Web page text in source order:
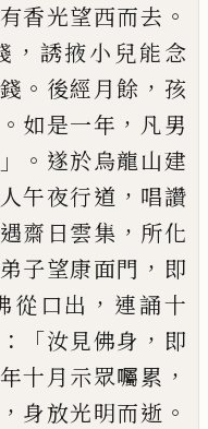
香光望西而去 。
， 誘掖小兒能念
。 後經月餘 ， 孩
。 如是一年 ， 凡男
」。 遂於烏龍山建
午夜行道 ， 唱讚
齋日雲集 ， 所化
子望康面門 ， 即
從口出 ， 連誦十
：「汝見佛身 ， 即
十月示眾囑累 ，
， 身放光明而逝 。